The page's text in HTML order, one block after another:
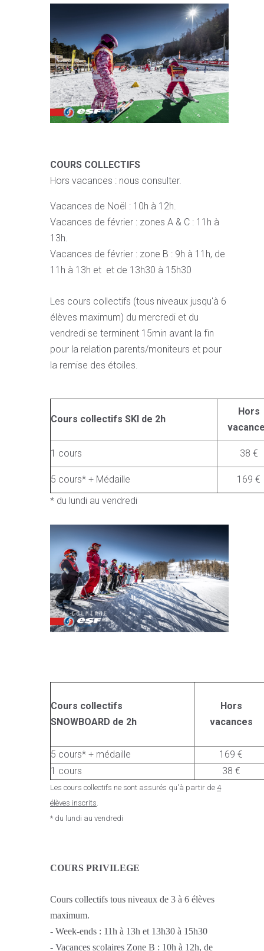
COURS COLLECTIFS
Hors vacances : nous consulter.
Vacances de Noël : 10h à 12h.
Vacances de février : zones A & C : 11h à
13h.
Vacances de février : zone B : 9h à 11h, de
11h à 13h et et de 13h30 à 15h30
Les cours collectifs (tous niveaux jusqu'à 6
élèves maximum) du mercredi et du
vendredi se terminent 15min avant la fin
pour la relation parents/moniteurs et pour
la remise des étoiles.
Cours collectifs SKI de 2h
Hors
1 cours 38 €
5 cours* + Médaille
169 €
* du lundi au vendredi
Cours collectifs
SNOWBOARD de 2h
Hors
vacances
5 cours* + médaille
169 €
1 cours
38 €
Les cours collectifs ne sont assurés qu'à partir de 4
élèves inscrits.
* du lundi au vendredi
COURS PRIVILEGE
Cours collectifs tous niveaux de 3 à 6 élèves
maximum.
- Week-ends : 11h à 13h et 13h30 à 15h30
- Vacances scolaires Zone B : 10h à 12h, de